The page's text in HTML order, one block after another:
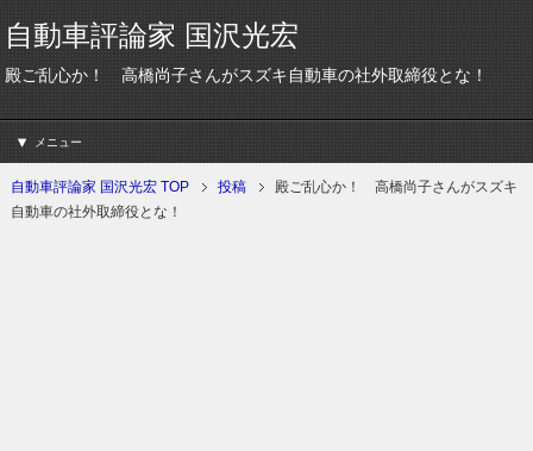
自動車評論家 国沢光宏
殿ご乱心か！ 高橋尚子さんがスズキ自動車の社外取締役とな！
メニュー
自動車評論家 国沢光宏 TOP 投稿
殿ご乱心か！ 高橋尚子さんがスズキ
自動車の社外取締役とな！